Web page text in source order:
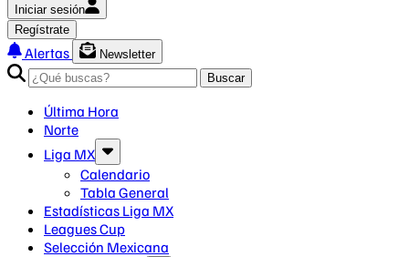
Iniciar sesión
Regístrate
Alertas
Newsletter
Buscar
Última Hora
Norte
Liga MX
Calendario
Tabla General
Estadísticas Liga MX
Leagues Cup
Selección Mexicana